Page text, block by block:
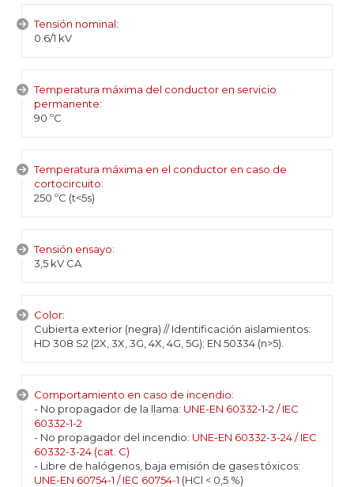
Tensión nominal:
0.6/1 kV
Temperatura máxima del conductor en servicio
permanente:
90 ºC
Temperatura máxima en el conductor en caso de
cortocircuito:
250 ºC (t<5s)
Tensión ensayo:
3,5 kV CA
Color:
Cubierta exterior (negra) // Identificación aislamientos:
HD 308 S2 (2X, 3X, 3G, 4X, 4G, 5G); EN 50334 (n>5).
Comportamiento en caso de incendio:
- No propagador de la llama: UNE-EN 60332-1-2 / IEC
60332-1-2
- No propagador del incendio: UNE-EN 60332-3-24 / IEC
60332-3-24 (cat. C)
- Libre de halógenos, baja emisión de gases tóxicos:
UNE-EN 60754-1 / IEC 60754-1 (HCl < 0,5 %)